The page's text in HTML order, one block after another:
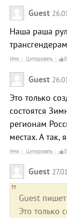
Guest
Наша раша
Имя Цитировать 0
Guest
Это только
состоятся
регионам
местах. А так,
Имя Цитировать 0
Guest
Guest
Это только